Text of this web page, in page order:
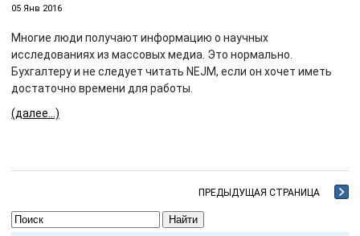
05 Янв 2016
Многие люди получают информацию о научных
исследованиях из массовых медиа. Это нормально.
Бухгалтеру и не следует читать NEJM, если он хочет иметь
достаточно времени для работы.
(далее…)
ПРЕДЫДУЩАЯ СТРАНИЦА
Найти